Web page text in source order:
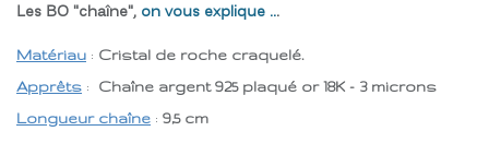
Les BO "chaîne", on vous explique ...
Matériau : Cristal de roche craquelé.
Apprêts : Chaîne argent 925 plaqué or 18K - 3 microns
Longueur chaîne : 9,5 cm